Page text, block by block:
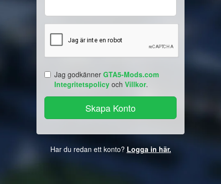
Jag godkänner GTA5-Mods.com
Integritetspolicy och Villkor.
Har du redan ett konto? Logga in här.